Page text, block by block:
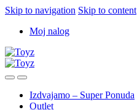
Skip to navigation Skip to content
Moj nalog
Izdvajamo – Super Ponuda
Outlet